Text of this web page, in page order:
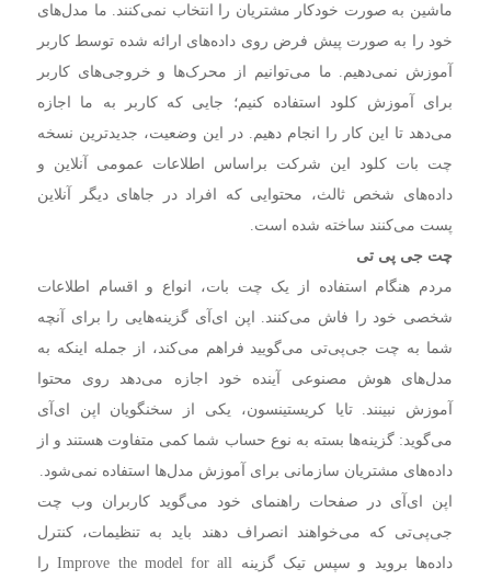
ماشین به صورت خودکار مشتریان را انتخاب نمی‌کنند. ما مدل‌های
خود را به صورت پیش فرض روی داده‌های ارائه شده توسط کاربر
آموزش نمی‌دهیم. ما می‌توانیم از محرک‌ها و خروجی‌های کاربر
برای آموزش کلود استفاده کنیم؛ جایی که کاربر به ما اجازه
می‌دهد تا این کار را انجام دهیم. در این وضعیت، جدیدترین نسخه
چت بات کلود این شرکت براساس اطلاعات عمومی آنلاین و
داده‌های شخص ثالث، محتوایی که افراد در جا‌های دیگر آنلاین
پست می‌کنند ساخته شده است.
چت جی پی تی
مردم هنگام استفاده از یک چت بات، انواع و اقسام اطلاعات
شخصی خود را فاش می‌کنند. اپن ای‌آی گزینه‌هایی را برای آنچه
شما به چت جی‌پی‌تی می‌گویید فراهم می‌کند، از جمله اینکه به
مدل‌های هوش مصنوعی آینده خود اجازه می‌دهد روی محتوا
آموزش نبینند. تایا کریستینسون، یکی از سخنگویان اپن ای‌آی
می‌گوید: گزینه‌ها بسته به نوع حساب شما کمی متفاوت هستند و از
داده‌های مشتریان سازمانی برای آموزش مدل‌ها استفاده نمی‌شود.
اپن ای‌آی در صفحات راهنمای خود می‌گوید کاربران وب چت
جی‌پی‌تی که می‌خواهند انصراف دهند باید به تنظیمات، کنترل
داده‌ها بروید و سپس تیک گزینه Improve the model for all را